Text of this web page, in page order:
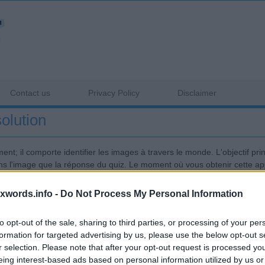
- Do Not Process My Personal Information
opt-out of the sale, sharing to third parties, or processing of your
for targeted advertising by us, please use the below opt-out
selection. Please note that after your opt-out request is processed
interest-based ads based on personal information utilized by us
Contact us Privacy Policy Disclaimer
il comporte identifier les images à travers le monde. L'objectif
l'image que la réponse du quiz. Le moment où vous obtenir cette
arrêter de jouer jusqu'à la fin. Pixwords jeu offre habituellement
logo et donner la réponse quiz correcte alors il peut jeter un oeil
sur les médias sociaux pour la solution. Ci-dessous, nous avons
/ ou l'entrée de toutes les lettres questionnaire donné.
Sponsored Links